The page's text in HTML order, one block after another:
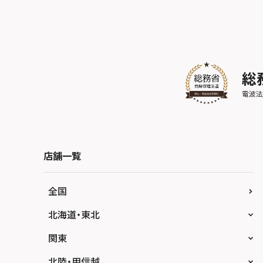
店舗一覧
全国
北海道・東北
スマホスピタル大丸札幌
関東
スマホスピタル宇都宮